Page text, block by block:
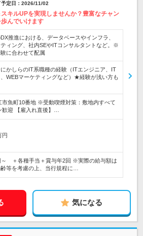
定日：2026/11/02
キルUPを実現しませんか？豊富なチャン
んでいけます
推進における、データベースやインフラ、
ィング、社内SEやITコンサルタントなど。※
に合わせて配属
にかしらのIT系職種の経験（ITエンジニア、IT
WEBマーケティングなど）★経験が浅い方も
市魚町10番地 ※受動喫煙対策：敷地内すべて
迎 【雇入れ直後】…
円
～ ＋各種手当＋賞与年2回 ※実際の給与額は
等を考慮の上、当行規程に…
気になる